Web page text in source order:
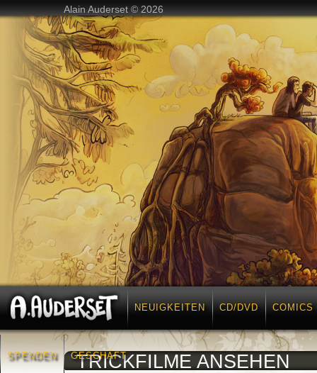
Alain Auderset © 2026
NEUIGKEITEN CD/DVD COMICS
SPENDEN GESCHÄFT
TRICKFILME ANSEHEN